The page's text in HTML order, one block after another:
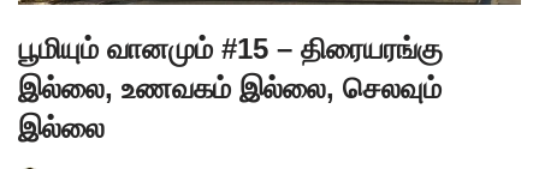
பூமியும் வானமும் #15 – திரையரங்கு
இல்லை, உணவகம் இல்லை, செலவும்
இல்லை